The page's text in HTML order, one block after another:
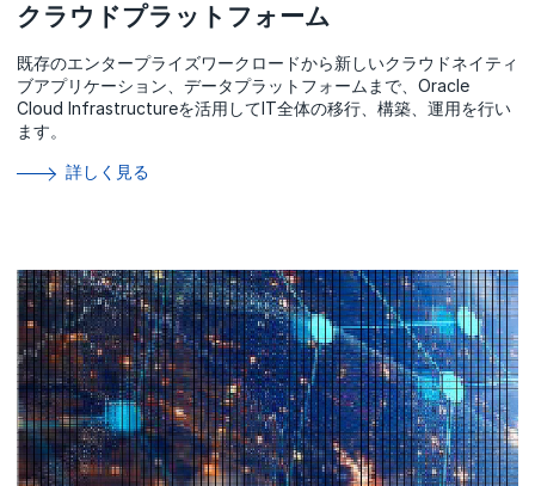
クラウドプラットフォーム
既存のエンタープライズワークロードから新しいクラウドネイティ
ブアプリケーション、データプラットフォームまで、Oracle
Cloud Infrastructureを活用してIT全体の移行、構築、運用を行い
ます。
詳しく見る